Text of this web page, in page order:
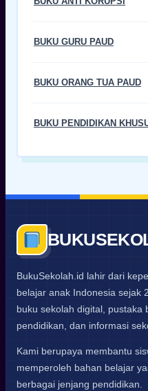
BUKU GURU PAUD
BUKU ORANG TUA PAUD
BUKU PENDIDIKAN
BukuSekolah.id lahir dari
belajar anak Indonesia sejak
buku sekolah digital, pustaka
pendidikan, dan informasi
Kami berupaya membantu
memperoleh bahan belajar
berbagai jenjang pendidikan.